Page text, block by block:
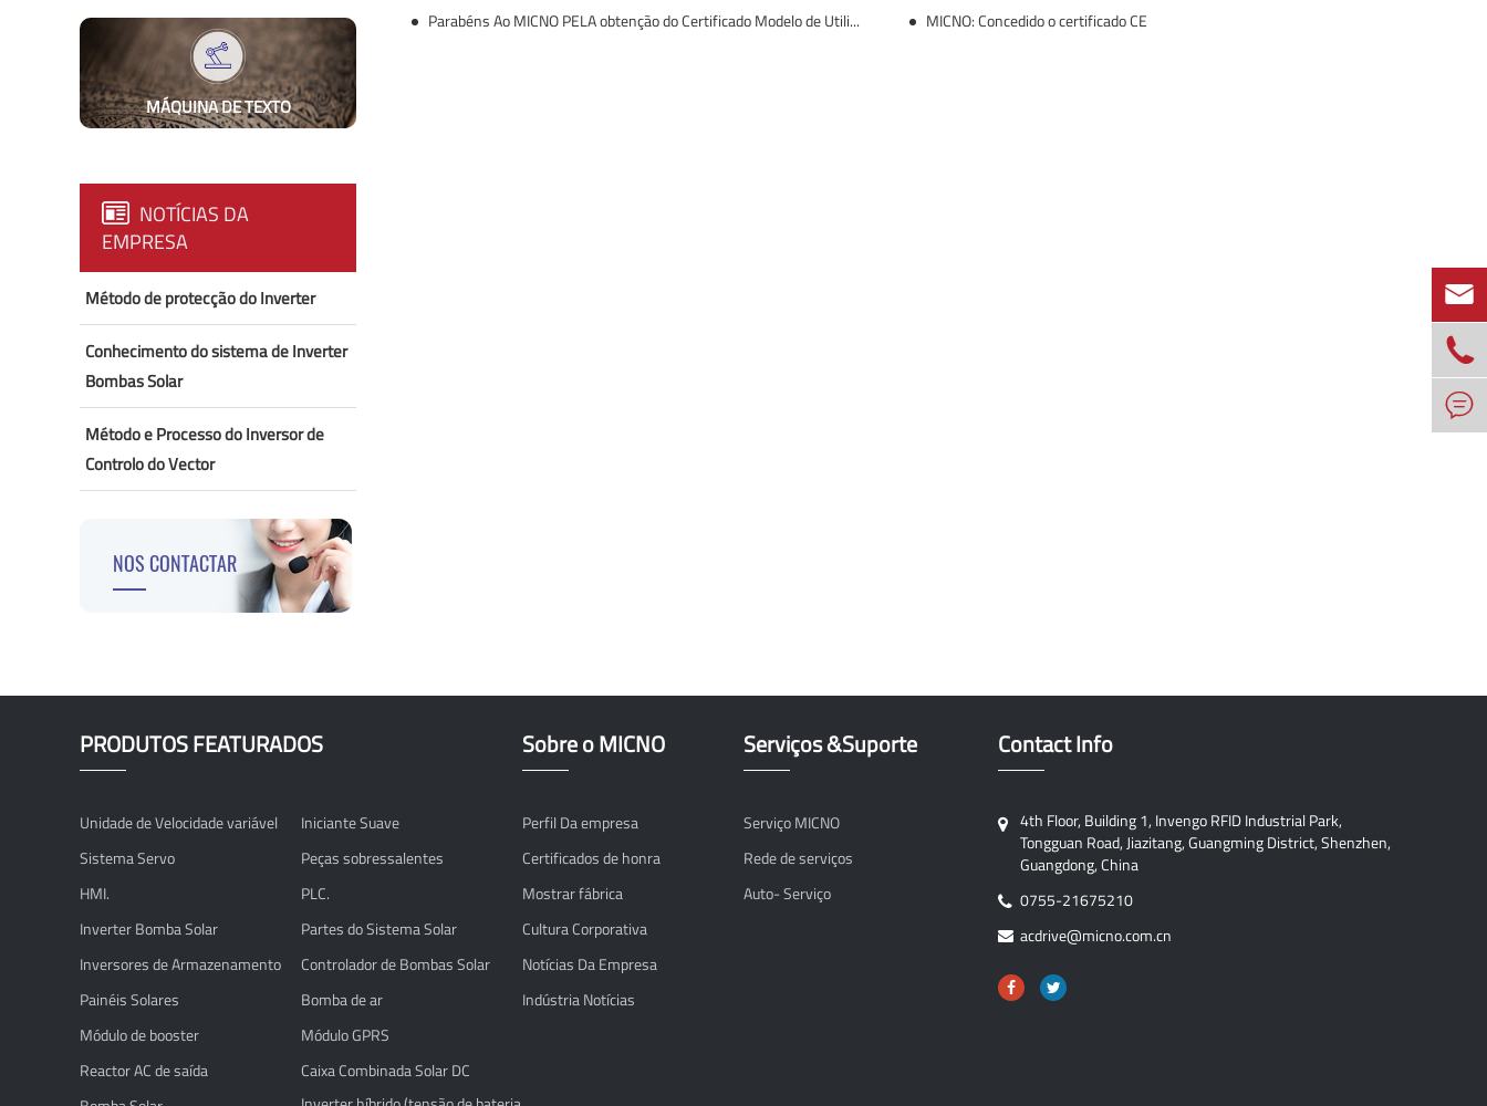
MÁQUINA DE TEXTO
NOTÍCIAS DA
EMPRESA
Método de protecção do Inverter
Conhecimento do sistema de Inverter
Bombas Solar
Método e Processo do Inversor de
Controlo do Vector
NOS CONTACTAR
Parabéns Ao MICNO PELA obtenção do Certificado Modelo de Utilidade
MICNO: Concedido o certificado CE
PRODUTOS FEATURADOS
Unidade de Velocidade variável
Iniciante Suave
Sistema Servo
Peças sobressalentes
HMI.
PLC.
Inverter Bomba Solar
Partes do Sistema Solar
Inversores de Armazenamento
Controlador de Bombas Solar
Painéis Solares
Bomba de ar
Módulo de booster
Módulo GPRS
Reactor AC de saída
Caixa Combinada Solar DC
Sobre o MICNO
Perfil Da empresa
Certificados de honra
Mostrar fábrica
Cultura Corporativa
Notícias Da Empresa
Indústria Notícias
Serviços &Suporte
Serviço MICNO
Rede de serviços
Auto- Serviço
Contact Info
4th Floor, Building 1, Invengo RFID Industrial Park,
Tongguan Road, Jiazitang, Guangming District, Shenzhen,
Guangdong, China
0755-21675210
acdrive@micno.com.cn


